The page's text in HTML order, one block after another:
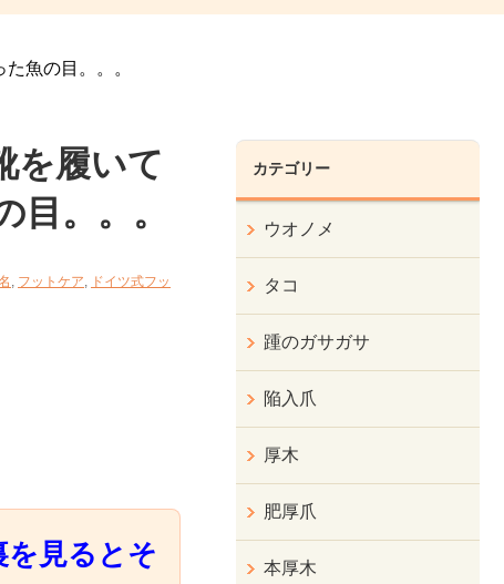
魚の目。。。
を履いて
。。。
, フットケア, ドイツ式フッ
見るとそ
カテゴリー
ウオノメ
タコ
踵のガサガサ
陥入爪
厚木
肥厚爪
本厚木